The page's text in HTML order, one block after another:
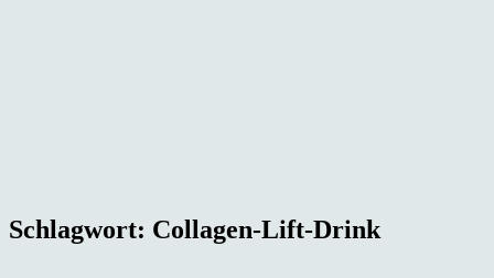
Schlagwort: Collagen-Lift-Drink